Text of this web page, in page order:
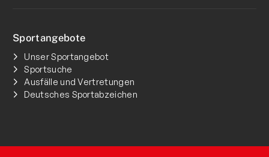
Sportangebote
Unser Sportangebot
Sportsuche
Ausfälle und Vertretungen
Deutsches Sportabzeichen